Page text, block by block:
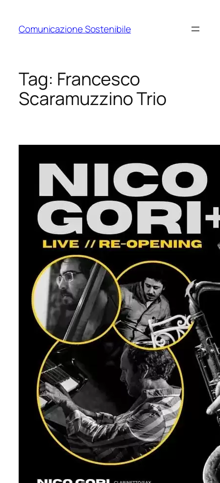
contenuto
Comunicazione Sostenibile
Tag: Francesco
Scaramuzzino Trio